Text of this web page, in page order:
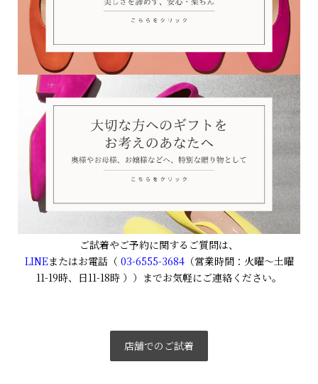
ご試着やご予約に関するご質問は、
LINEまたはお電話（ 03-6555-3684（営業時間：火曜〜土曜
11-19時、日11-18時 ））までお気軽にご連絡ください。
店舗でのご試着